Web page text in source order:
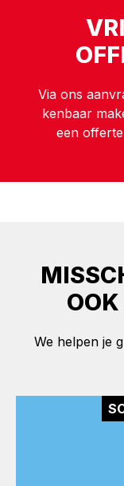
Via ons
kenbaar
een
We helpen je